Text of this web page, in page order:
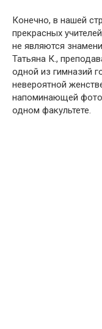
Конечно, в нашей
прекрасных
не являются
Татьяна К.,
одной из гимназий
невероятной
напоминающей
одном факультете.